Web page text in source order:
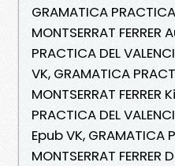
GRAMATICA
MONTSERRAT
PRACTICA DEL
VK, GRAMATICA
MONTSERRAT
PRACTICA DEL
Epub VK, GRAMATICA
MONTSERRAT